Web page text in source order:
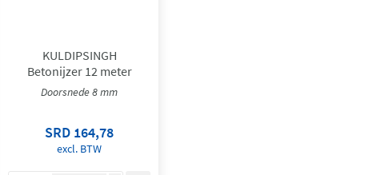
KULDIPSINGH
Betonijzer 12 meter
Doorsnede 8 mm
SRD 164,78
excl. BTW